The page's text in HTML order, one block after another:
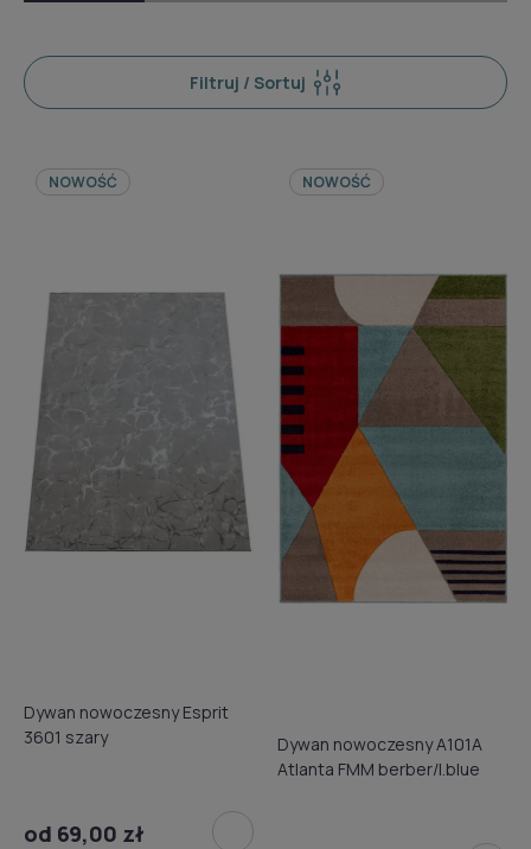
Filtruj / Sortuj
Dywan nowoczesny Esprit
3601 szary
od 69,00 zł
NOWOŚĆ
Dywan nowoczesny A101A
Atlanta FMM berber/l.blue
NOWOŚĆ